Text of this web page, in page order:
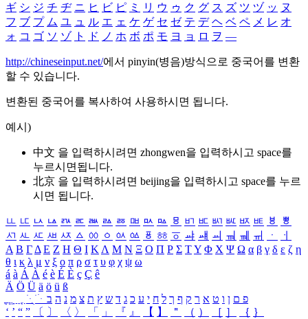
ギ シ ジ チ ヂ ニ ヒ ビ ピ ミ リ ウ ゥ ク グ ス ズ ツ ヅ ッ ヌ
フ ブ プ ム ユ ュ ル エ ェ ケ ゲ セ ゼ テ デ ヘ ベ ペ メ レ オ
ォ コ ゴ ソ ゾ ト ド ノ ホ ボ ポ モ ヨ ョ ロ ヲ ―
http://chineseinput.net/에서 pinyin(병음)방식으로 중국어를 변환
할 수 있습니다.
변환된 중국어를 복사하여 사용하시면 됩니다.
예시)
中文 을 입력하시려면 zhongwen을 입력하시고 space를
누르시면됩니다.
北京 을 입력하시려면 beijing을 입력하시고 space를 누르
시면 됩니다.
ㅥ ㅦ ㅧ ㅨ ㅩ ㅪ ㅫ ㅬ ㅭ ㅮ ㅯ ㅰ ㅱ ㅲ ㅳ ㅴ ㅵ ㅶ ㅷ ㅸ
ㅹ
ㅺ ㅻ ㅼ ㅽ ㅾ ㅿ ㆀ ㆁ ㆂ ㆃ ㆄ ㆅ ㆆ ㆇ ㆈ ㆉ ㆊ ㆋ ㆌ ㆍ
ㆎ
Α Β ΓΔ Ε Ζ Η Θ Ι ΚΛ Μ Ν Ξ Ο Π Ρ Σ ΤΥ Φ Χ Ψ Ω α β γ δ ε ζ η
θ ι κ λ μ ν ξ ο π ρ σ τ υ φ χ ψ ω
á à Á À é è É È ç Ç ê
Ä Ö Ü ä ö ü ß
ִֶֹ ֻּ ׁׂ פ ם ן ו ט א ר ק ף ך ל ח י ע כ ג ד ש ץ ת צ מ נ ה ב
‘ ’ “ ” 〔 〕 〈 〉 「 」 『 』 【 】 ＂ （ ） ［ ］ ｛ ｝